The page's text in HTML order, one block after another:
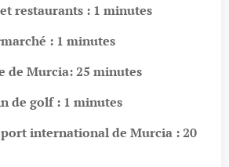
restaurants : 1 minutes
: 1 minutes
de Murcia: 25 minutes
de golf : 1 minutes
international de Murcia : 20